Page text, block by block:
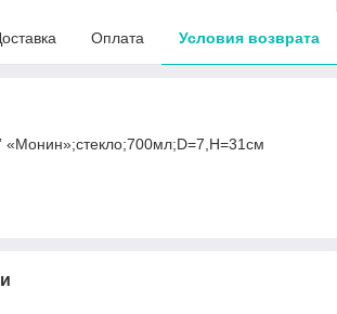
Оплата Условия возврата
«Монин»;стекло;700мл;D=7,H=31см